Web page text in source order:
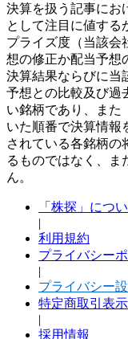
決算を扱う記事にお
として注目に値する
プライズ度（当該会
想の修正か配当予想
決算結果ならびに当
予想との比較及び過
い銘柄であり、また
いた順番で決算情報
されている各銘柄の
るものではなく、ま
ん。
「株探」につ
|
利用規約
プライバシー
|
プライバシー
特定商取引表示
|
採用情報